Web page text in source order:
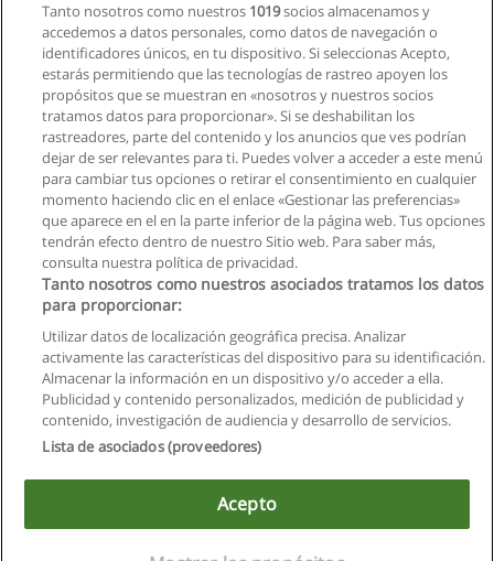
Reglas de uso
Privacidad de datos
Copyright © Educaedu Business S.L. - CIF : B-95610580: -
www.educaedu.com.ec
Tanto nosotros como nuestros 1019socios almacenamos y
accedemos a datos personales, como datos de navegación o
identificadores únicos, en tu dispositivo. Si seleccionas Acepto,
estarás permitiendo que las tecnologías de rastreo apoyen los
propósitos que se muestran en «nosotros y nuestros socios
tratamos datos para proporcionar». Si se deshabilitan los
rastreadores, parte del contenido y los anuncios que ves podrían
dejar de ser relevantes para ti. Puedes volver a acceder a este menú
para cambiar tus opciones o retirar el consentimiento en cualquier
momento haciendo clic en el enlace «Gestionar las preferencias»
que aparece en el en la parte inferior de la página web. Tus opciones
tendrán efecto dentro de nuestro Sitio web. Para saber más,
consulta nuestra política de privacidad.
Tanto nosotros como nuestros asociados tratamos los datos
para proporcionar:
Utilizar datos de localización geográfica precisa. Analizar
activamente las características del dispositivo para su identificación.
Almacenar la información en un dispositivo y/o acceder a ella.
Publicidad y contenido personalizados, medición de publicidad y
contenido, investigación de audiencia y desarrollo de servicios.
Lista de asociados (proveedores)
Acepto